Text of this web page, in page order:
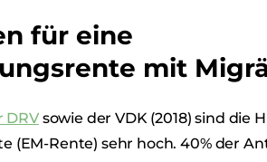
für eine
mit
DRVsowie der VDK (2018) sind die
(EM-Rente) sehr hoch. 40% der